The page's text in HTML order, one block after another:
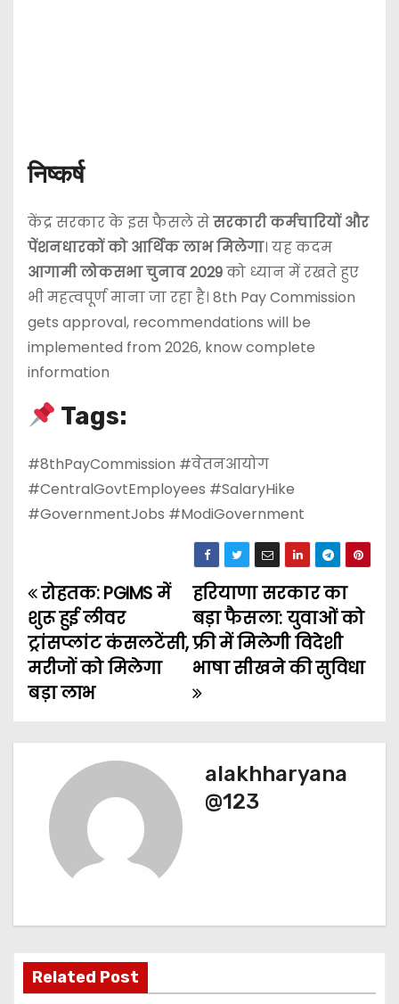
निष्कर्ष
केंद्र सरकार के इस फैसले सेसरकारी कर्मचारियों और
पेंशनधारकों को आर्थिक लाभ मिलेगा। यह कदम
आगामी लोकसभा चुनाव 2029को ध्यान में रखते हुए
भी महत्वपूर्ण माना जा रहा है। 8th Pay Commission
gets approval, recommendations will be
implemented from 2026, know complete
information
Tags:
#8thPayCommission #वेतनआयोग
#CentralGovtEmployees #SalaryHike
#GovernmentJobs #ModiGovernment
P
o
s
n
a
t
हरियाणा सरकार का
बड़ा फैसला: युवाओं को
फ्री में मिलेगी विदेशी
भाषा सीखने की सुविधा
रोहतक: PGIMS में
शुरू हुई लीवर
ट्रांसप्लांट कंसलटेंसी,
मरीजों को मिलेगा
बड़ा लाभ
alakhharyana
@123
Related Post